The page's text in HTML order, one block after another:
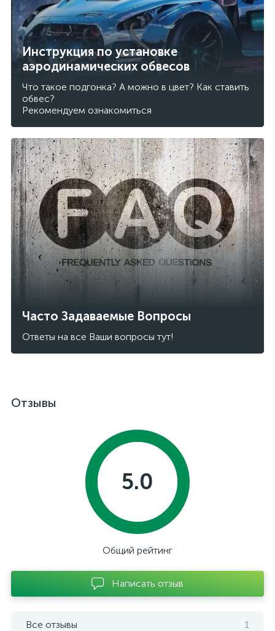
Инструкция по установке
аэродинамических обвесов
Что такое подгонка? А можно в цвет? Как ставить
обвес?
Рекомендуем ознакомиться
Часто Задаваемые Вопросы
Ответы на все Ваши вопросы тут!
Отзывы
5.0
Общий рейтинг
Написать отзыв
Все отзывы 1